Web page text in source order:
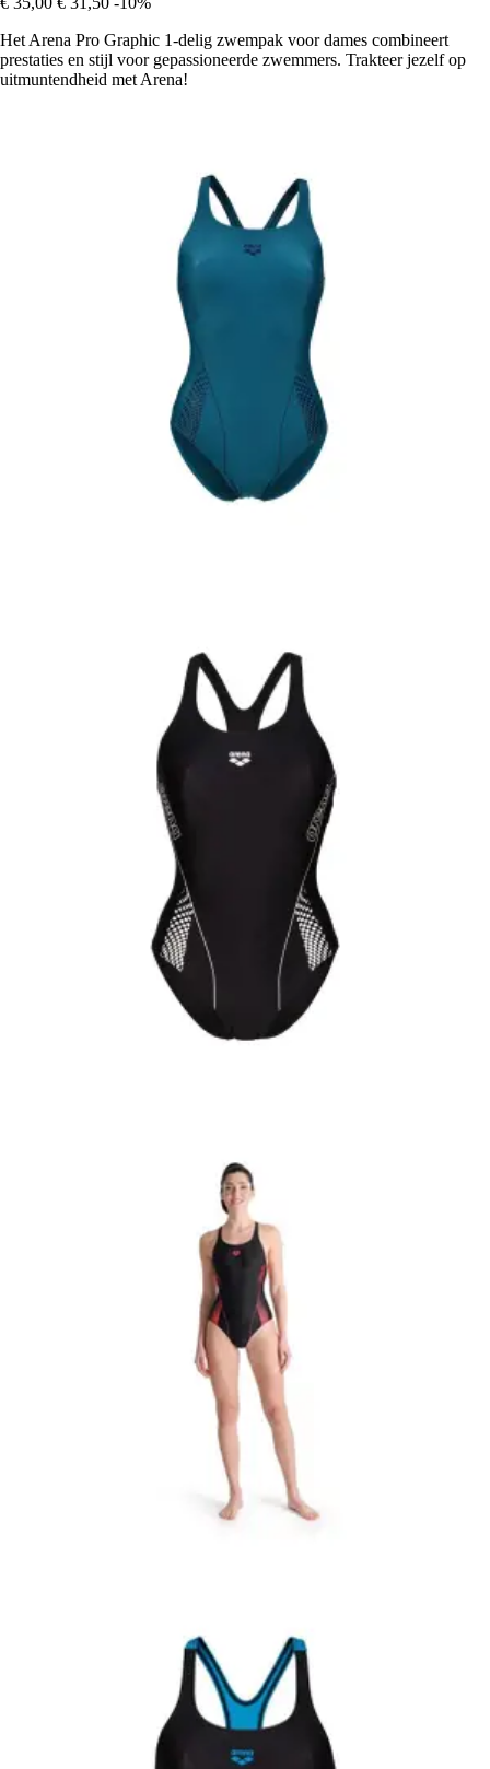
Het Arena Pro Graphic 1-delig zwempak voor dames combineert
prestaties en stijl voor gepassioneerde zwemmers. Trakteer jezelf op
uitmuntendheid met Arena!